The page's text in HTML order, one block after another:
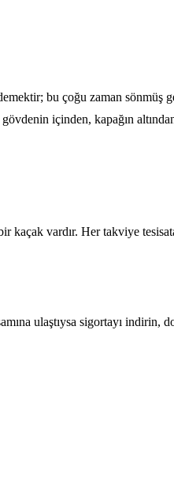
bu çoğu zaman sönmüş
içinden, kapağın
vardır. Her takviye
ulaştıysa sigortayı indirin,